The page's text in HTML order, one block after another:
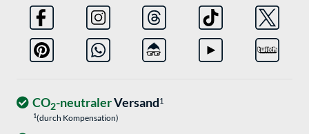
CO2-neutralerVersand1
1(durch Kompensation)